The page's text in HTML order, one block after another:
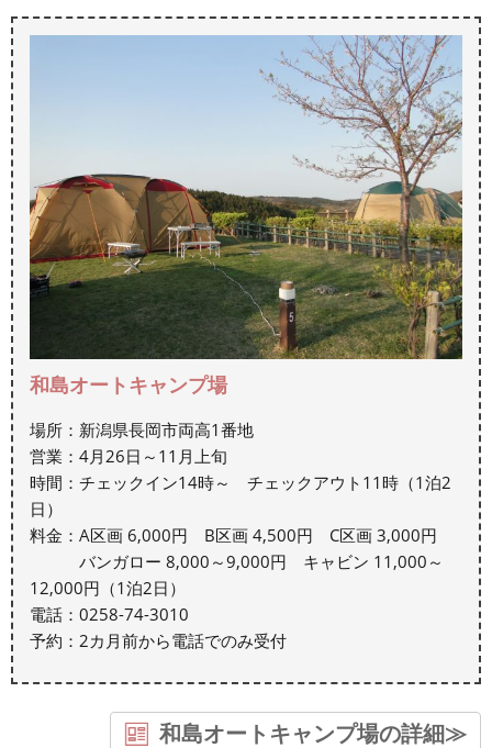
和島オートキャンプ場
場所：新潟県長岡市両高1番地
営業：4月26日～11月上旬
時間：チェックイン14時～ チェックアウト11時（1泊2
日）
料金：A区画 6,000円 B区画 4,500円 C区画 3,000円
バンガロー 8,000～9,000円 キャビン 11,000～
12,000円（1泊2日）
電話：0258-74-3010
予約：2カ月前から電話でのみ受付
和島オートキャンプ場の詳細≫